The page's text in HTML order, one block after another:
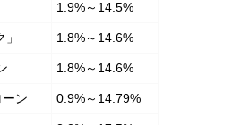
1.9%～14.5%
1.8%～14.6%
1.8%～14.6%
ン 0.9%～14.79%